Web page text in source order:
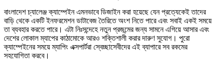
বাংলাদেশ চ্যালেঞ্জ ক্যাম্পেইন এমনভাবে ডিজাইন করা হয়েছে যেন প্রত্যেকেই তাদের
বাড়ি থেকে একটি ইনফরমেশন ডাটাবেজ তৈরিতে অংশ নিতে পারে এবং সবাই একই সময়ে
তা ব্যবহার করতে পারে। এটা নিঃসন্দেহে নতুন প্রজন্মের জন্য সামনে এগিয়ে আসার এবং
দেশের লোকাল ম্যাপের কাঠামোকে আরও শক্তিশালী করার দারুণ সুযোগ। পুরো
ক্যাম্পেইনের সময়ে ম্যাপিং এক্সপার্টরা স্বেচ্ছাসেবীদের এই ব্যাপারে সব রকমের
সহযোগিতা করবে।